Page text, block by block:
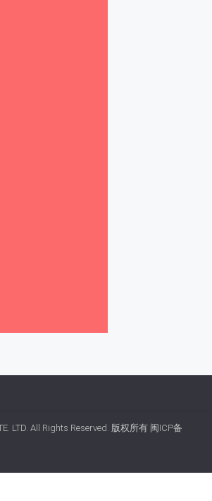
LTD. All Rights Reserved. 版权所有 闽ICP备